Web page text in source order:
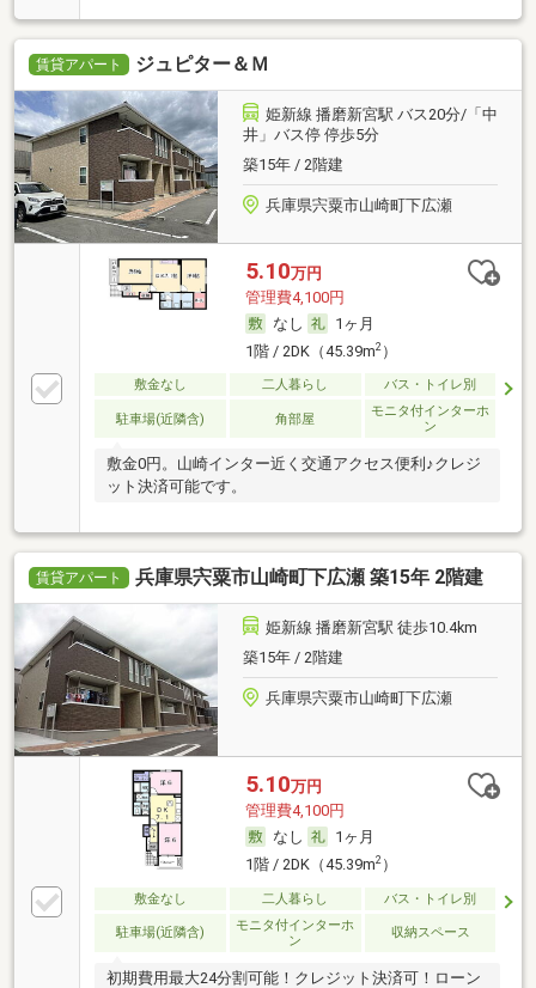
賃貸アパート ジュピター＆Ｍ
姫新線 播磨新宮駅 バス20分/「中
井」バス停 停歩5分
築15年 / 2階建
兵庫県宍粟市山崎町下広瀬
5.10万円
管理費4,100円
なし
1ヶ月
1階 / 2DK（45.39m2）
敷金なし 二人暮らし バス・トイレ別
駐車場(近隣含) 角部屋
モニタ付インターホ
ン
敷金0円。山崎インター近く交通アクセス便利♪クレジ
ット決済可能です。
賃貸アパート 兵庫県宍粟市山崎町下広瀬 築15年 2階建
姫新線 播磨新宮駅 徒歩10.4km
築15年 / 2階建
兵庫県宍粟市山崎町下広瀬
5.10万円
管理費4,100円
なし
1ヶ月
1階 / 2DK（45.39m2）
敷金なし 二人暮らし バス・トイレ別
駐車場(近隣含)
モニタ付インターホ
ン
収納スペース
初期費用最大24分割可能！クレジット決済可！ローン